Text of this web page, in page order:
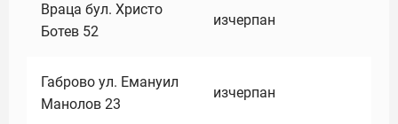
Враца бул. Христо
Ботев 52
изчерпан
Габрово ул. Емануил
Манолов 23
изчерпан